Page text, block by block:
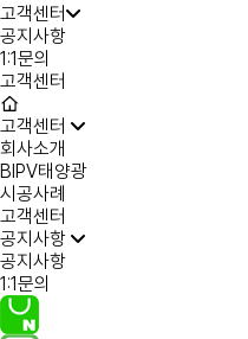
고객센터
공지사항
1:1문의
고객센터
고객센터
회사소개
BIPV태양광
시공사례
고객센터
공지사항
공지사항
1:1문의